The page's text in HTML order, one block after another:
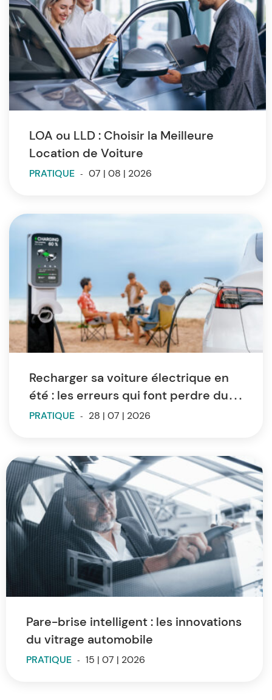
LOA ou LLD : Choisir la Meilleure
Location de Voiture
PRATIQUE - 07 | 08 | 2026
Recharger sa voiture électrique en
été : les erreurs qui font perdre du
temps et de l’autonomie
PRATIQUE - 28 | 07 | 2026
Pare-brise intelligent : les innovations
du vitrage automobile
PRATIQUE - 15 | 07 | 2026